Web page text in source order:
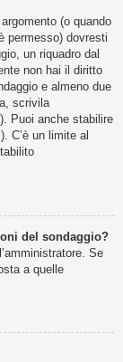
(o quando
permesso) dovresti
un riquadro dal
non hai il diritto
e almeno due
scrivila
). Puoi anche stabilire
C’è un limite al
del sondaggio?
Se
a quelle